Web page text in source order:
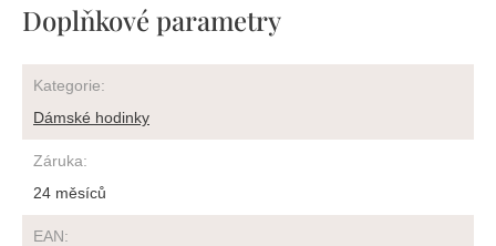
Doplňkové parametry
Kategorie:
Dámské hodinky
Záruka:
24 měsíců
EAN: